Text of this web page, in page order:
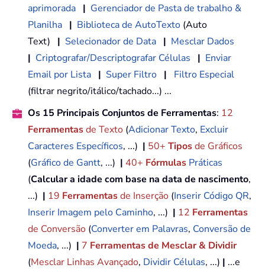
aprimorada | Gerenciador de Pasta de trabalho &
Planilha | Biblioteca de AutoTexto (Auto
Text) | Selecionador de Data | Mesclar Dados
| Criptografar/Descriptografar Células | Enviar
Email por Lista | Super Filtro |
Filtro Especial
(filtrar negrito/itálico/tachado...) ...
Os 15 Principais Conjuntos de Ferramentas: 12
Ferramentasde Texto (Adicionar Texto, Excluir
Caracteres Específicos, ...) | 50+ Tiposde Gráficos
(Gráfico de Gantt, ...) | 40+ Fórmulas Práticas
(Calcular a idade com base na data de nascimento,
...) | 19 Ferramentasde Inserção (Inserir Código QR,
Inserir Imagem pelo Caminho, ...) | 12 Ferramentas
de Conversão (Converter em Palavras, Conversão de
Moeda, ...) | 7 Ferramentas de Mesclar & Dividir
(Mesclar Linhas Avançado, Dividir Células, ...) | ...e